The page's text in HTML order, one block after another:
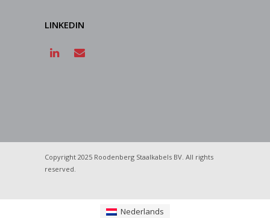
LINKEDIN
Copyright 2025 Roodenberg Staalkabels BV. All rights
reserved.
Nederlands